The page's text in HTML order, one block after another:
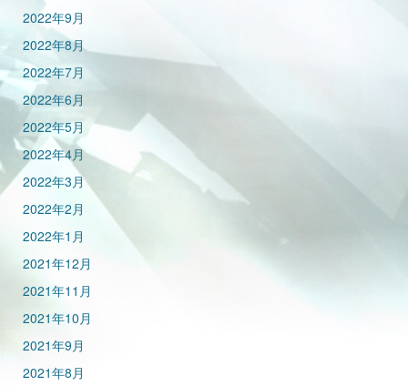
2022年9月
2022年8月
2022年7月
2022年6月
2022年5月
2022年4月
2022年3月
2022年2月
2022年1月
2021年12月
2021年11月
2021年10月
2021年9月
2021年8月